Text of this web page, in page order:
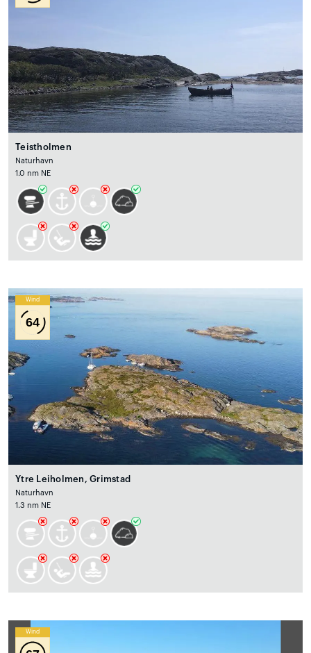
Teistholmen
Naturhavn
1.0 nm NE
Wind
64
Ytre Leiholmen, Grimstad
Naturhavn
1.3 nm NE
Wind